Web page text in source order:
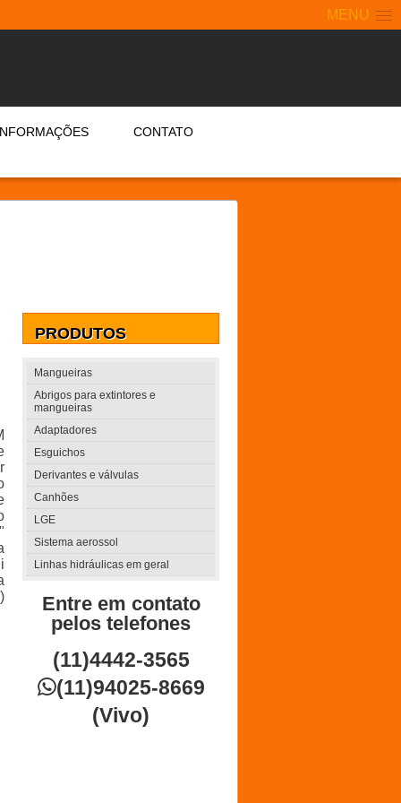
MENU
CONTATO
PRODUTOS
Mangueiras
Abrigos para extintores e
mangueiras
Adaptadores
Esguichos
Derivantes e válvulas
Canhões
LGE
Sistema aerossol
Linhas hidráulicas em geral
Entre em contato
pelos telefones
(11)4442-3565
(11)94025-8669
(Vivo)